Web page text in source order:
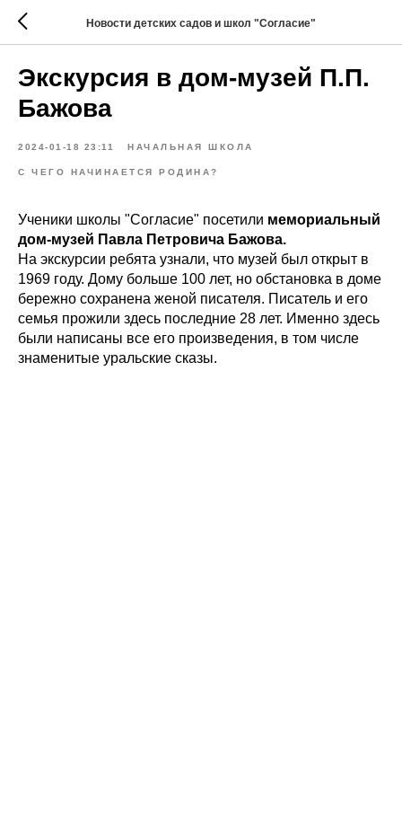
Новости детских садов и школ "Согласие"
Экскурсия в дом-музей П.П.
Бажова
2024-01-18 23:11 НАЧАЛЬНАЯ ШКОЛА
С ЧЕГО НАЧИНАЕТСЯ РОДИНА?
Ученики школы "Согласие" посетили мемориальный
дом-музей Павла Петровича Бажова.
На экскурсии ребята узнали, что музей был открыт в
1969 году. Дому больше 100 лет, но обстановка в доме
бережно сохранена женой писателя. Писатель и его
семья прожили здесь последние 28 лет. Именно здесь
были написаны все его произведения, в том числе
знаменитые уральские сказы.